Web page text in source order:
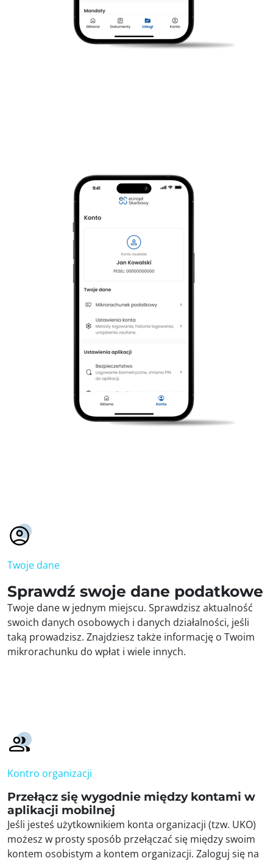
Twoje dane
Sprawdź swoje dane podatkowe
Twoje dane w jednym miejscu. Sprawdzisz aktualność
swoich danych osobowych i danych działalności, jeśli
taką prowadzisz. Znajdziesz także informację o Twoim
mikrorachunku do wpłat i wiele innych.
Kontro organizacji
Przełącz się wygodnie między kontami w
aplikacji mobilnej
Jeśli jesteś użytkownikiem konta organizacji (tzw. UKO)
możesz w prosty sposób przełączać się między swoim
kontem osobistym a kontem organizacji. Zaloguj się na